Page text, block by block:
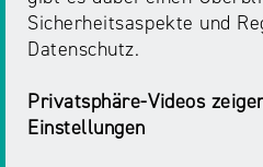
Elternabende
Sicherheitsaspekte und
Datenschutz.
Privatsphäre-Videos
Einstellungen